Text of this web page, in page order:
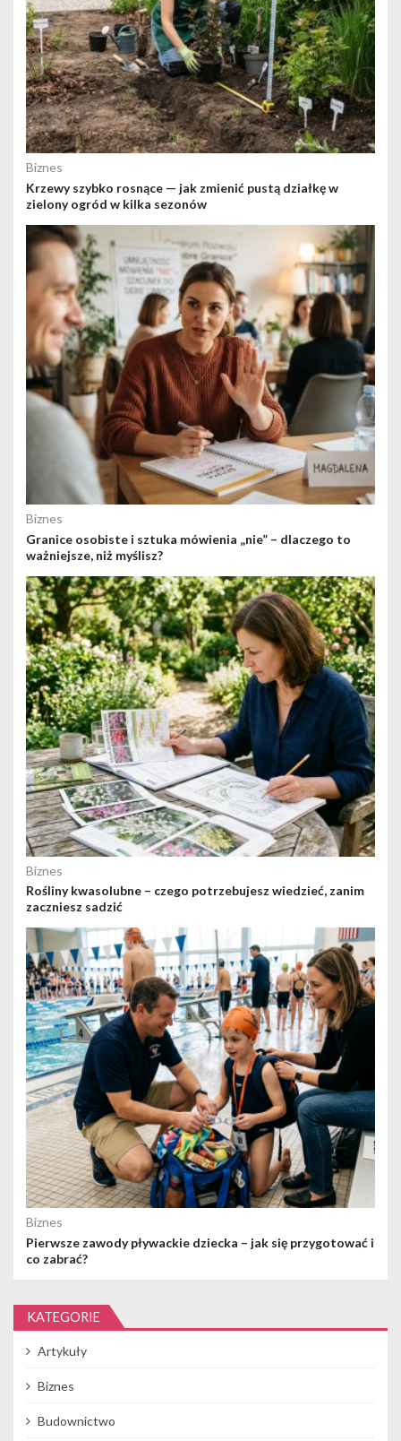
Biznes
Krzewy szybko rosnące — jak zmienić pustą działkę w
zielony ogród w kilka sezonów
Biznes
Granice osobiste i sztuka mówienia „nie” – dlaczego to
ważniejsze, niż myślisz?
Biznes
Rośliny kwasolubne – czego potrzebujesz wiedzieć, zanim
zaczniesz sadzić
Biznes
Pierwsze zawody pływackie dziecka – jak się przygotować i
co zabrać?
KATEGORIE
Artykuły
Biznes
Budownictwo